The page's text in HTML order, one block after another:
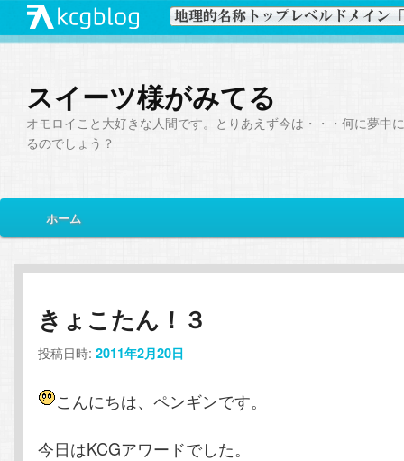
スイーツ様がみてる
オモロイこと大好きな人間です。とりあえず今は・・・何に夢中
るのでしょう？
イ
メ
イ
コ
ン
テ
サ
ブ
ン
テ
ン
ホーム
きょこたん！３
投稿日時:2011年2月20日
こんにちは、ペンギンです。
今日はKCGアワードでした。